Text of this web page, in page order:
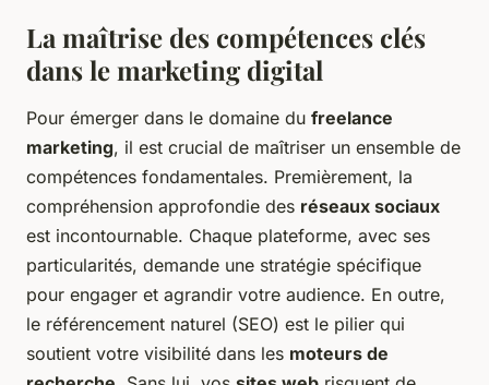
La maîtrise des compétences clés
dans le marketing digital
Pour émerger dans le domaine du freelance
marketing, il est crucial de maîtriser un ensemble de
compétences fondamentales. Premièrement, la
compréhension approfondie des réseaux sociaux
est incontournable. Chaque plateforme, avec ses
particularités, demande une stratégie spécifique
pour engager et agrandir votre audience. En outre,
le référencement naturel (SEO) est le pilier qui
soutient votre visibilité dans les moteurs de